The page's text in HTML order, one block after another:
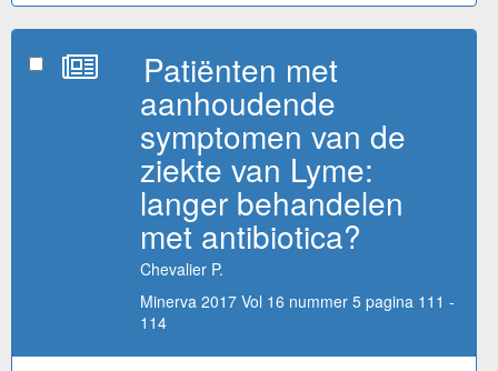
Patiënten met
aanhoudende
symptomen van de
ziekte van Lyme:
langer behandelen
met antibiotica?
Chevalier P.
Minerva 2017 Vol 16 nummer 5 pagina 111 -
114